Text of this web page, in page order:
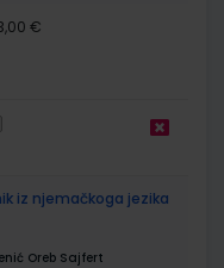
€
iz njemačkoga jezika
Oreb Sajfert